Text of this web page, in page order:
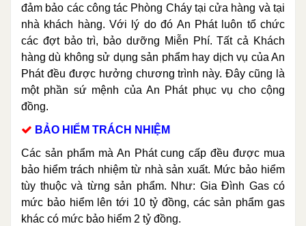
đảm bảo các công tác Phòng Cháy tại cửa hàng và tại
nhà khách hàng. Với lý do đó An Phát luôn tổ chức
các đợt bảo trì, bảo dưỡng Miễn Phí. Tất cả Khách
hàng dù không sử dụng sản phẩm hay dịch vụ của An
Phát đều được hưởng chương trình này. Đây cũng là
một phần sứ mệnh của An Phát phục vụ cho cộng
đồng.
BẢO HIỂM TRÁCH NHIỆM
Các sản phẩm mà An Phát cung cấp đều được mua
bảo hiểm trách nhiệm từ nhà sản xuất. Mức bảo hiểm
tùy thuộc và từng sản phẩm. Như: Gia Đình Gas có
mức bảo hiểm lên tới 10 tỷ đồng, các sản phẩm gas
khác có mức bảo hiểm 2 tỷ đồng.